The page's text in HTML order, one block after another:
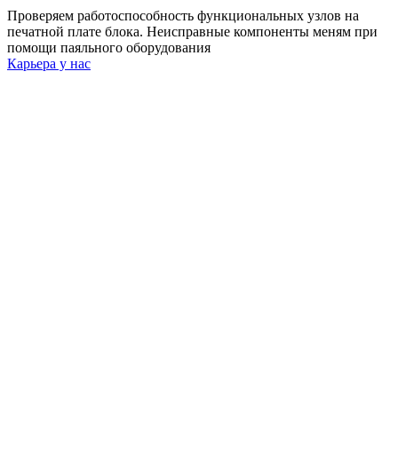
Проверяем работоспособность функциональных узлов на
печатной плате блока. Неисправные компоненты меням при
помощи паяльного оборудования
Карьера у нас